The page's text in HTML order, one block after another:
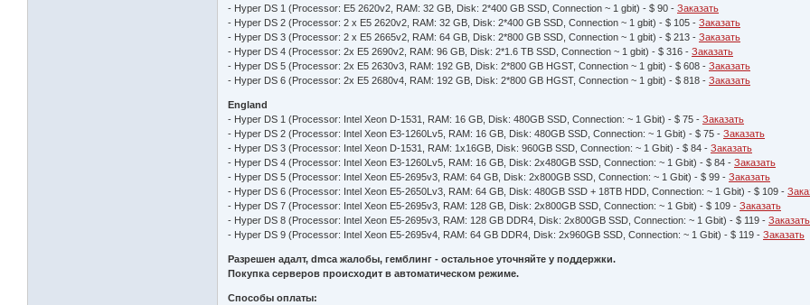
- Hyper DS 1 (Processor: E5 2620v2, RAM: 32 GB, Disk: 2*400 GB SSD, Connection ~ 1 gbit) - $ 90 -Заказать
- Hyper DS 2 (Processor: 2 x E5 2620v2, RAM: 32 GB, Disk: 2*400 GB SSD, Connection ~ 1 gbit) - $ 105 -Заказать
- Hyper DS 3 (Processor: 2 x E5 2665v2, RAM: 64 GB, Disk: 2*800 GB SSD, Connection ~ 1 gbit) - $ 213 -Заказать
- Hyper DS 4 (Processor: 2x E5 2690v2, RAM: 96 GB, Disk: 2*1.6 TB SSD, Connection ~ 1 gbit) - $ 316 -Заказать
- Hyper DS 5 (Processor: 2x E5 2630v3, RAM: 192 GB, Disk: 2*800 GB HGST, Connection ~ 1 gbit) - $ 608 -Заказать
- Hyper DS 6 (Processor: 2x E5 2680v4, RAM: 192 GB, Disk: 2*800 GB HGST, Connection ~ 1 gbit) - $ 818 -Заказать
England
- Hyper DS 1 (Processor: Intel Xeon D-1531, RAM: 16 GB, Disk: 480GB SSD, Connection: ~ 1 Gbit) - $ 75 -Заказать
- Hyper DS 2 (Processor: Intel Xeon E3-1260Lv5, RAM: 16 GB, Disk: 480GB SSD, Connection: ~ 1 Gbit) - $ 75 -Заказать
- Hyper DS 3 (Processor: Intel Xeon D-1531, RAM: 1x16GB, Disk: 960GB SSD, Connection: ~ 1 Gbit) - $ 84 -Заказать
- Hyper DS 4 (Processor: Intel Xeon E3-1260Lv5, RAM: 16 GB, Disk: 2x480GB SSD, Connection: ~ 1 Gbit) - $ 84 -Заказать
- Hyper DS 5 (Processor: Intel Xeon E5-2695v3, RAM: 64 GB, Disk: 2x800GB SSD, Connection: ~ 1 Gbit) - $ 99 -Заказать
- Hyper DS 6 (Processor: Intel Xeon E5-2650Lv3, RAM: 64 GB, Disk: 480GB SSD + 18TB HDD, Connection: ~ 1 Gbit) - $ 109 -
- Hyper DS 7 (Processor: Intel Xeon E5-2695v3, RAM: 128 GB, Disk: 2x800GB SSD, Connection: ~ 1 Gbit) - $ 109 -Заказать
- Hyper DS 8 (Processor: Intel Xeon E5-2695v3, RAM: 128 GB DDR4, Disk: 2x800GB SSD, Connection: ~ 1 Gbit) - $ 119 -Заказать
- Hyper DS 9 (Processor: Intel Xeon E5-2695v4, RAM: 64 GB DDR4, Disk: 2x960GB SSD, Connection: ~ 1 Gbit) - $ 119 -Заказать
Разрешен адалт, dmca жалобы, гемблинг - остальное уточняйте у поддержки.
Покупка серверов происходит в автоматическом режиме.
Способы оплаты: